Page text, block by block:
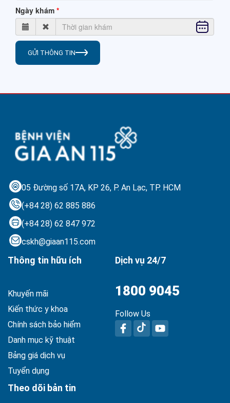
Ngày khám
GỬI THÔNG TIN
05 Đường số 17A, KP 26, P. An Lạc, TP. HCM
(+84 28) 62 885 886
(+84 28) 62 847 972
cskh@giaan115.com
Thông tin hữu ích
Khuyến mãi
Kiến thức y khoa
Chính sách bảo hiểm
Danh mục kỹ thuật
Bảng giá dịch vụ
Tuyển dụng
Dịch vụ 24/7
1800 9045
Follow Us
Theo dõi bản tin